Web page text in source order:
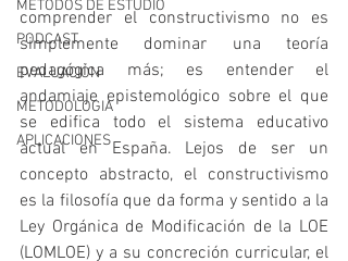
MÉTODOS DE ESTUDIO
PODCAST
EVALUACIÓN
METODOLOGIA
APLICACIONES
comprender el constructivismo no es
simplemente dominar una teoría
pedagógica más; es entender el
andamiaje epistemológico sobre el que
se edifica todo el sistema educativo
actual en España. Lejos de ser un
concepto abstracto, el constructivismo
es la filosofía que da forma y sentido a la
Ley Orgánica de Modificación de la LOE